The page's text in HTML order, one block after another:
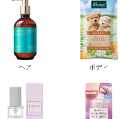
ヘア ボディ